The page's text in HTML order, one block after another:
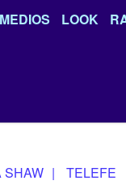
MEDIOS LOOK
SHAW | TELEFE